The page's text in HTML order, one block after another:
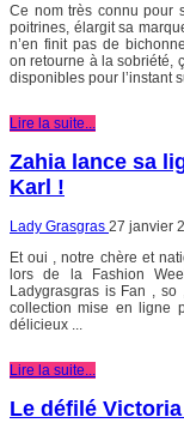
Ce nom très connu pour
poitrines, élargit sa
n’en finit pas de
on retourne à la sobriété,
disponibles pour l’instant
Lire la suite...
Zahia lance sa
Karl !
Lady Grasgras 27 janvier
Et oui , notre chère et
lors de la Fashion
Ladygrasgras is Fan ,
collection mise en
délicieux ...
Lire la suite...
Le défilé